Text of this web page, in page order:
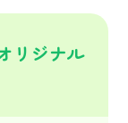
リジナル